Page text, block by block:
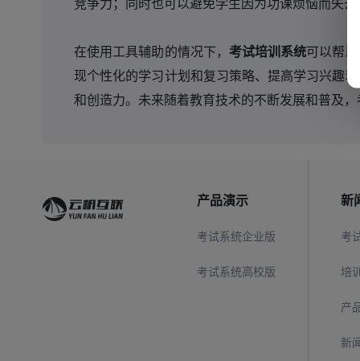
在使用工具辅助的情况下， 考试培训系统可以帮
现个性化的学习计划和复习策略、提高学习兴趣
和创造力。未来随着教育技术的不断发展和普及
产品演示
考试系统企业版
考试系统高校版
新
考
培
产
新